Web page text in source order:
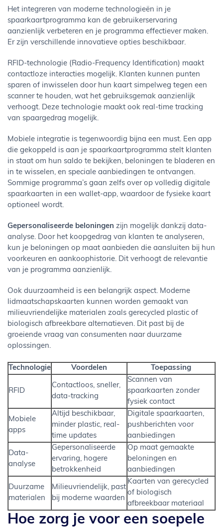
Het integreren van moderne technologieën in je
spaarkaartprogramma kan de gebruikerservaring
aanzienlijk verbeteren en je programma effectiever maken.
Er zijn verschillende innovatieve opties beschikbaar.
RFID-technologie (Radio-Frequency Identification) maakt
contactloze interacties mogelijk. Klanten kunnen punten
sparen of inwisselen door hun kaart simpelweg tegen een
scanner te houden, wat het gebruiksgemak aanzienlijk
verhoogt. Deze technologie maakt ook real-time tracking
van spaargedrag mogelijk.
Mobiele integratie is tegenwoordig bijna een must. Een app
die gekoppeld is aan je spaarkaartprogramma stelt klanten
in staat om hun saldo te bekijken, beloningen te bladeren en
in te wisselen, en speciale aanbiedingen te ontvangen.
Sommige programma’s gaan zelfs over op volledig digitale
spaarkaarten in een wallet-app, waardoor de fysieke kaart
optioneel wordt.
Gepersonaliseerde beloningen zijn mogelijk dankzij data-
analyse. Door het koopgedrag van klanten te analyseren,
kun je beloningen op maat aanbieden die aansluiten bij hun
voorkeuren en aankoophistorie. Dit verhoogt de relevantie
van je programma aanzienlijk.
Ook duurzaamheid is een belangrijk aspect. Moderne
lidmaatschapskaarten kunnen worden gemaakt van
milieuvriendelijke materialen zoals gerecycled plastic of
biologisch afbreekbare alternatieven. Dit past bij de
groeiende vraag van consumenten naar duurzame
oplossingen.
Technologie Voordelen Toepassing
RFID
Contactloos, sneller,
data-tracking
Scannen van
spaarkaarten zonder
fysiek contact
Mobiele
apps
Altijd beschikbaar,
minder plastic, real-
time updates
Digitale spaarkaarten,
pushberichten voor
aanbiedingen
Data-
analyse
Gepersonaliseerde
ervaring, hogere
betrokkenheid
Op maat gemaakte
beloningen en
aanbiedingen
Duurzame
materialen
Milieuvriendelijk, past
bij moderne waarden
Kaarten van gerecycled
of biologisch
afbreekbaar materiaal
Hoe zorg je voor een soepele